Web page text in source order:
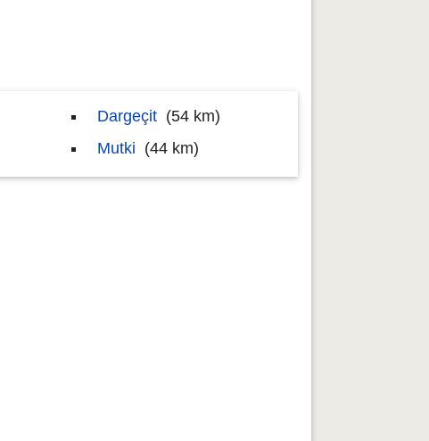
Dargeçit (54 km)
Mutki (44 km)